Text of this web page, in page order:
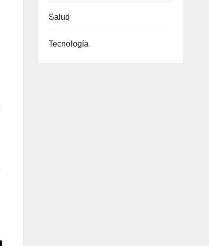
Salud
Tecnología